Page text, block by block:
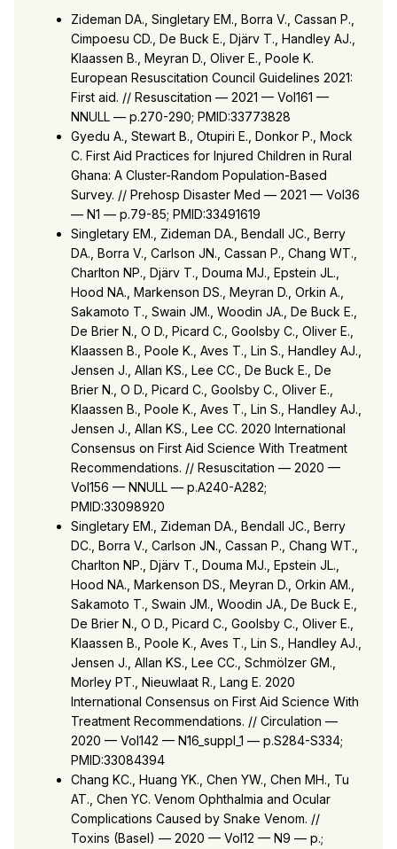
Zideman DA., Singletary EM., Borra V., Cassan P.,
Cimpoesu CD., De Buck E., Djärv T., Handley AJ.,
Klaassen B., Meyran D., Oliver E., Poole K.
European Resuscitation Council Guidelines 2021:
First aid. // Resuscitation — 2021 — Vol161 —
NNULL — p.270-290; PMID:33773828
Gyedu A., Stewart B., Otupiri E., Donkor P., Mock
C. First Aid Practices for Injured Children in Rural
Ghana: A Cluster-Random Population-Based
Survey. // Prehosp Disaster Med — 2021 — Vol36
— N1 — p.79-85; PMID:33491619
Singletary EM., Zideman DA., Bendall JC., Berry
DA., Borra V., Carlson JN., Cassan P., Chang WT.,
Charlton NP., Djärv T., Douma MJ., Epstein JL.,
Hood NA., Markenson DS., Meyran D., Orkin A.,
Sakamoto T., Swain JM., Woodin JA., De Buck E.,
De Brier N., O D., Picard C., Goolsby C., Oliver E.,
Klaassen B., Poole K., Aves T., Lin S., Handley AJ.,
Jensen J., Allan KS., Lee CC., De Buck E., De
Brier N., O D., Picard C., Goolsby C., Oliver E.,
Klaassen B., Poole K., Aves T., Lin S., Handley AJ.,
Jensen J., Allan KS., Lee CC. 2020 International
Consensus on First Aid Science With Treatment
Recommendations. // Resuscitation — 2020 —
Vol156 — NNULL — p.A240-A282;
PMID:33098920
Singletary EM., Zideman DA., Bendall JC., Berry
DC., Borra V., Carlson JN., Cassan P., Chang WT.,
Charlton NP., Djärv T., Douma MJ., Epstein JL.,
Hood NA., Markenson DS., Meyran D., Orkin AM.,
Sakamoto T., Swain JM., Woodin JA., De Buck E.,
De Brier N., O D., Picard C., Goolsby C., Oliver E.,
Klaassen B., Poole K., Aves T., Lin S., Handley AJ.,
Jensen J., Allan KS., Lee CC., Schmölzer GM.,
Morley PT., Nieuwlaat R., Lang E. 2020
International Consensus on First Aid Science With
Treatment Recommendations. // Circulation —
2020 — Vol142 — N16_suppl_1 — p.S284-S334;
PMID:33084394
Chang KC., Huang YK., Chen YW., Chen MH., Tu
AT., Chen YC. Venom Ophthalmia and Ocular
Complications Caused by Snake Venom. //
Toxins (Basel) — 2020 — Vol12 — N9 — p.;